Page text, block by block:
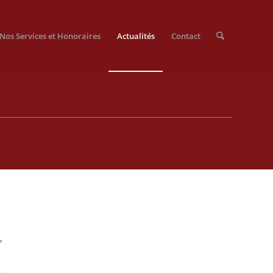
Services et Honoraires Actualités Contact